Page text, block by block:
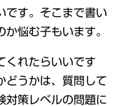
です。そこまで書い
悩む子もいます。
くれたらいいです
どうかは、質問して
対策レベルの問題に